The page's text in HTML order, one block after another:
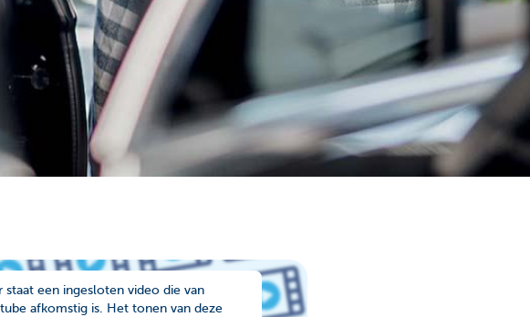
staat een ingesloten video die van
afkomstig is. Het tonen van deze